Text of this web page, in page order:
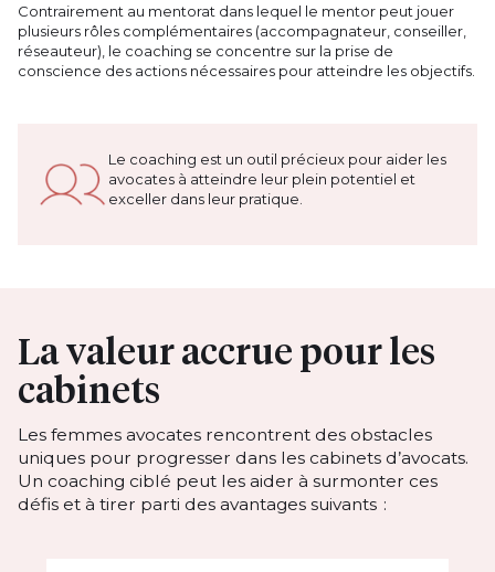
Contrairement au mentorat dans lequel le mentor peut jouer
plusieurs rôles complémentaires (accompagnateur, conseiller,
réseauteur), le coaching se concentre sur la prise de
conscience des actions nécessaires pour atteindre les objectifs.
Le coaching est un outil précieux pour aider les
avocates à atteindre leur plein potentiel et
exceller dans leur pratique.
La valeur accrue pour les
cabinets
Les femmes avocates rencontrent des obstacles
uniques pour progresser dans les cabinets d’avocats.
Un coaching ciblé peut les aider à surmonter ces
défis et à tirer parti des avantages suivants :